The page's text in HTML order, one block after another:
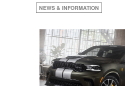
NEWS & INFORMATION